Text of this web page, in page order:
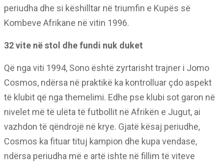
periudha dhe si këshilltar në triumfin e Kupës së
Kombeve Afrikane në vitin 1996.
32 vite në stol dhe fundi nuk duket
Që nga viti 1994, Sono është zyrtarisht trajner i Jomo
Cosmos, ndërsa në praktikë ka kontrolluar çdo aspekt
të klubit që nga themelimi. Edhe pse klubi sot garon në
nivelet më të ulëta të futbollit në Afrikën e Jugut, ai
vazhdon të qëndrojë në krye. Gjatë kësaj periudhe,
Cosmos ka fituar tituj kampion dhe kupa vendase,
ndërsa periudha më e artë ishte në fillim të viteve